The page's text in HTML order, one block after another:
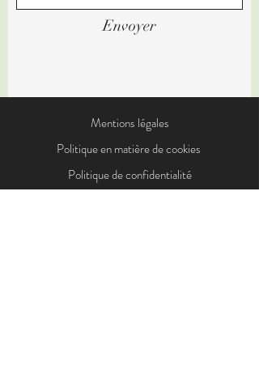
Envoyer
Mentions légales
Politique en matière de cookies
Politique de confidentialité